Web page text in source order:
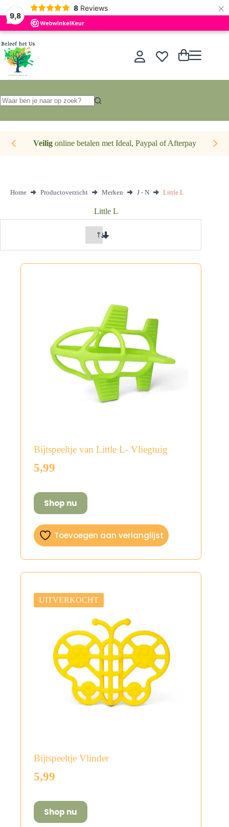
9,8
8 Reviews ×
Ga
naar
de
inhoud
Winkelwagen
resultaten
Veiligonline betalen met Ideal, Paypal of Afterpay
Home Productoverzicht Merken J - N Little L
Little L
Bijtspeeltje van Little L- Vliegtuig
5,99
Shop nu
Toevoegen aan verlanglijst
UITVERKOCHT
Bijtspeeltje Vlinder
5,99
Shop nu